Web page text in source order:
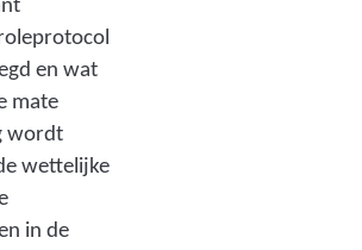
en wat
mate
wordt
wettelijke
in de